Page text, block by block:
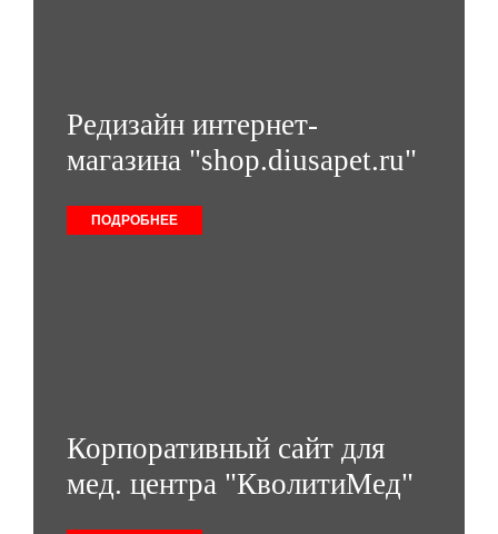
Редизайн интернет-
магазина "shop.diusapet.ru"
ПОДРОБНЕЕ
Корпоративный сайт для
мед. центра "КволитиМед"